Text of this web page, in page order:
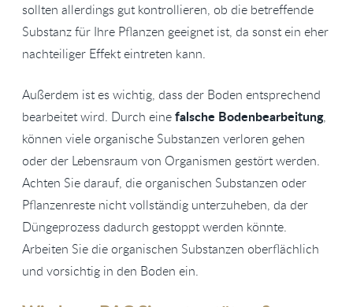
sollten allerdings gut kontrollieren, ob die betreffende
Substanz für Ihre Pflanzen geeignet ist, da sonst ein eher
nachteiliger Effekt eintreten kann.
Außerdem ist es wichtig, dass der Boden entsprechend
bearbeitet wird. Durch einefalsche Bodenbearbeitung,
können viele organische Substanzen verloren gehen
oder der Lebensraum von Organismen gestört werden.
Achten Sie darauf, die organischen Substanzen oder
Pflanzenreste nicht vollständig unterzuheben, da der
Düngeprozess dadurch gestoppt werden könnte.
Arbeiten Sie die organischen Substanzen oberflächlich
und vorsichtig in den Boden ein.